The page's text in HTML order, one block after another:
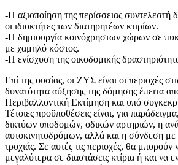
-Η αξιοποίηση της περίσσειας συντελεστή
οι ιδιοκτήτες των διατηρητέων κτιρίων.
-Η δημιουργία κοινόχρηστων χώρων σε
με χαμηλό κόστος.
-Η ενίσχυση της οικοδομικής
Επί της ουσίας, οι ΖΥΣ είναι οι περιοχές
δυνατότητα αύξησης της δόμησης έπειτα
Περιβαλλοντική Εκτίμηση και υπό
Τέτοιες προϋποθέσεις είναι, για
δικτύων υποδομών, οδικών αρτηριών, η
αυτοκινητοδρόμων, αλλά και η σύνδεση
τροχιάς. Σε αυτές τις περιοχές, θα
μεγαλύτερα σε διαστάσεις κτίρια ή και να